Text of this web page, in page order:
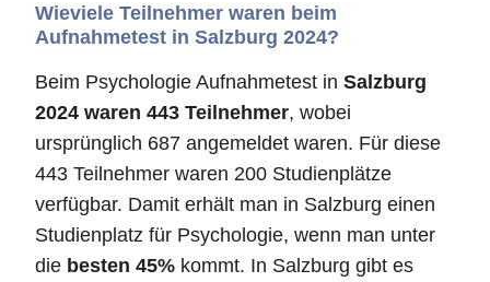
Wieviele Teilnehmer waren beim
Aufnahmetest in Salzburg 2024?
Beim Psychologie Aufnahmetest in Salzburg
2024 waren 443 Teilnehmer, wobei
ursprünglich 687 angemeldet waren. Für diese
443 Teilnehmer waren 200 Studienplätze
verfügbar. Damit erhält man in Salzburg einen
Studienplatz für Psychologie, wenn man unter
die besten 45% kommt. In Salzburg gibt es